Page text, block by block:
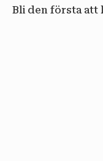
Bli den första att